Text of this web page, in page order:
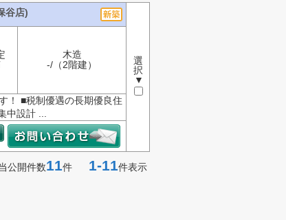
谷店)
選
択
▼
木造
-/（2階建）
！ ■税制優遇の長期優良住
設計 ...
公開件数11件 1-11件表示